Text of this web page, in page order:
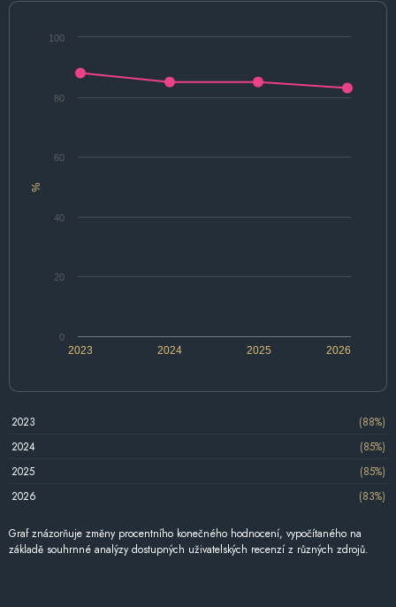
%
2024 2026
2023 2025
0
20
40
60
80
100
2023
(88%)
2024
(85%)
2025
(85%)
2026
(83%)
Graf znázorňuje změny procentního konečného hodnocení, vypočítaného na
základě souhrnné analýzy dostupných uživatelských recenzí z různých zdrojů.